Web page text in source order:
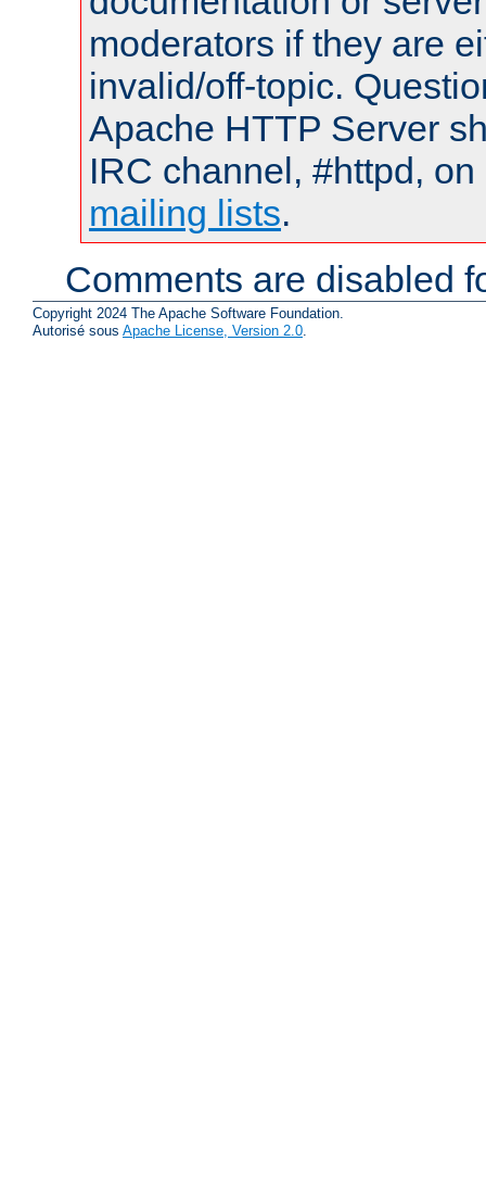
moderators if they are
invalid/off-topic.
Apache HTTP Server
IRC channel, #httpd,
mailing lists.
Comments are disabled
Copyright 2024 The Apache Software Foundation.
Autorisé sous Apache License, Version 2.0